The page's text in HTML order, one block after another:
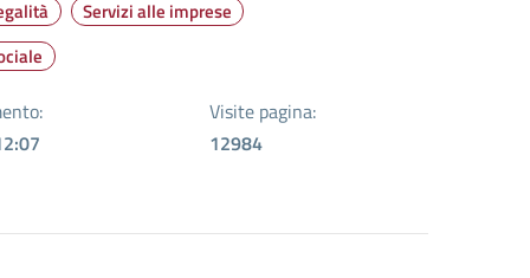
Servizi alle imprese
Visite pagina:
12984